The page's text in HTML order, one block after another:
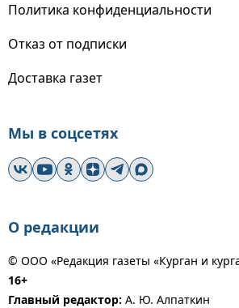
Политика конфиденциальности
Отказ от подписки
Доставка газет
Мы в соцсетях
О редакции
© ООО «Редакция газеты «Курган и
16+
Главный редактор: А. Ю. Алпаткин